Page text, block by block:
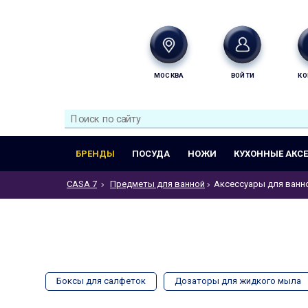
МОСКВА ВОЙТИ
БРЕНДЫ ПОСУДА НОЖИ КУХОННЫЕ
CASA 7 Предметы для ванной Аксессуары для
Боксы для салфеток Дозаторы для жидкого мыла